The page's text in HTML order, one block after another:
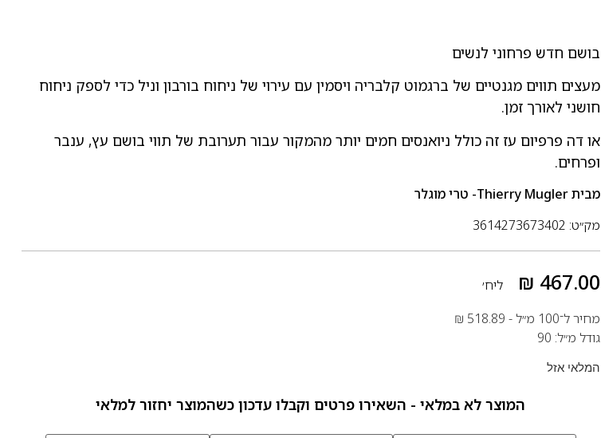
בושם חדש פרחוני לנשים
מעצים תווים מגנטיים של ברגמוט קלבריה ויסמין עם עירוי של ניחוח בורבון וניל כדי לספק ניחוח
חושני לאורך זמן.
או דה פרפיום עז זה כולל ניואנסים חמים יותר מהמקור עבור תערובת של תווי בושם עץ, ענבר
ופרחים.
מביתThierry Mugler- טרי מוגלר
מק״ט: 3614273673402
₪ 467.00
ליח׳
מחיר ל־100 מ״ל -
₪ 518.89
גודל מ״ל: 90
המלאי אזל
המוצר לא במלאי - השאירו פרטים וקבלו עדכון כשהמוצר יחזור למלאי